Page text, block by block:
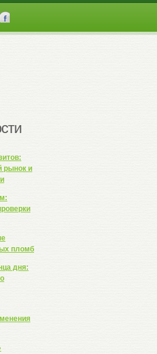
рынок и
пломб
дня: